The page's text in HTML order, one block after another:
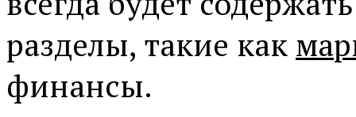
разделы, такие как
финансы.